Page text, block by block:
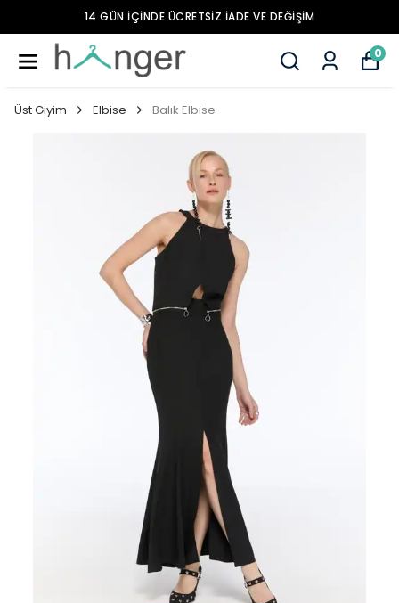
14 GÜN İÇİNDE ÜCRETSİZ İADE VE DEĞİŞİM
0
Üst Giyim Elbise Balık Elbise